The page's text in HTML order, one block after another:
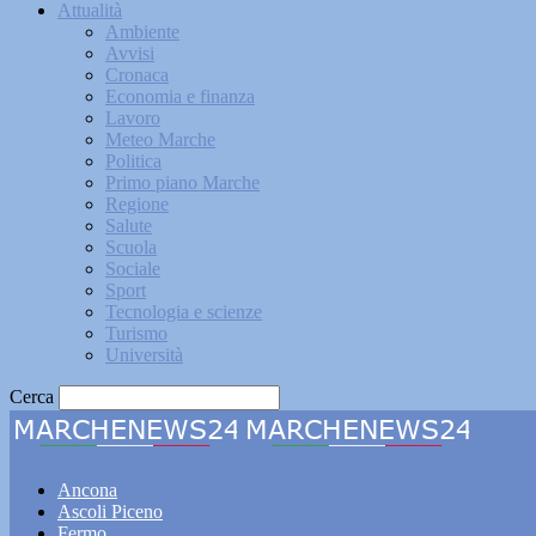
Attualità
Ambiente
Avvisi
Cronaca
Economia e finanza
Lavoro
Meteo Marche
Politica
Primo piano Marche
Regione
Salute
Scuola
Sociale
Sport
Tecnologia e scienze
Turismo
Università
Cerca
Ancona
Ascoli Piceno